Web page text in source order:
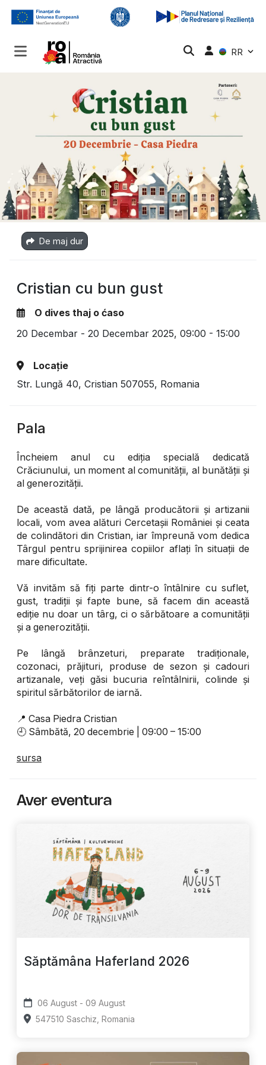
RR
De maj dur
Cristian cu bun gust
O dives thaj o ćaso
20 Decembar - 20 Decembar 2025, 09:00 - 15:00
Locație
Str. Lungă 40, Cristian 507055, Romania
Pala
Încheiem anul cu ediția specială dedicată
Crăciunului, un moment al comunității, al bunătății și
al generozității.
De această dată, pe lângă producătorii și artizanii
locali, vom avea alături Cercetașii României și ceata
de colindători din Cristian, iar împreună vom dedica
Târgul pentru sprijinirea copiilor aflați în situații de
mare dificultate.
Vă invităm să fiți parte dintr-o întâlnire cu suflet,
gust, tradiții și fapte bune, să facem din această
ediție nu doar un târg, ci o sărbătoare a comunității
și a generozității.
Pe lângă brânzeturi, preparate tradiționale,
cozonaci, prăjituri, produse de sezon și cadouri
artizanale, veți găsi bucuria reîntâlnirii, colinde și
spiritul sărbătorilor de iarnă.
📍 Casa Piedra Cristian
🕘 Sâmbătă, 20 decembrie | 09:00 – 15:00
sursa
Aver eventura
Săptămâna Haferland 2026
06 August - 09 August
547510 Saschiz, Romania